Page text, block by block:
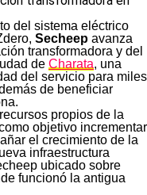
del sistema eléctrico
Secheep avanza
transformadora y del
de Charata, una
del servicio para miles
de beneficiar
propios de la
objetivo incrementar
el crecimiento de la
infraestructura
ubicado sobre
funcionó la antigua